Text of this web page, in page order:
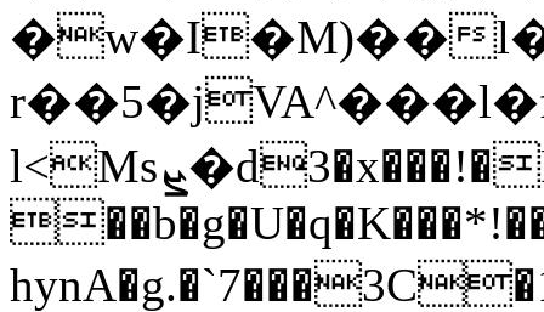
�w�I�M)��
l<Msܨ�d3�x���!�PuSG6l~�چ��5 s`p